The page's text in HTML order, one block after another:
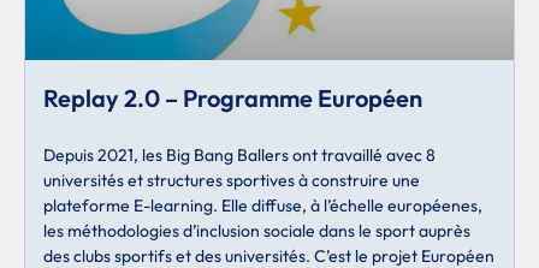
Replay 2.0 – Programme Européen
Depuis 2021, les Big Bang Ballers ont travaillé avec 8
universités et structures sportives à construire une
plateforme E-learning. Elle diffuse, à l’échelle européenes,
les méthodologies d’inclusion sociale dans le sport auprès
des clubs sportifs et des universités. C’est le projet Européen